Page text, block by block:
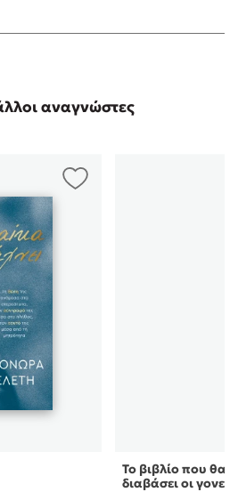
αναγνώστες
Το βιβλίο που θα
διαβάσει οι γονεί